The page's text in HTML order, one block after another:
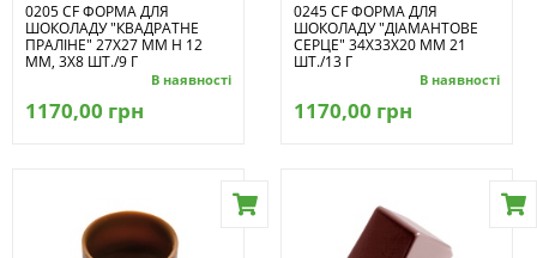
0205 CF ФОРМА ДЛЯ
ШОКОЛАДУ "КВАДРАТНЕ
ПРАЛІНЕ" 27Х27 ММ H 12
ММ, 3Х8 ШТ./9 Г
В наявності
1170,00 грн
0245 CF ФОРМА ДЛЯ
ШОКОЛАДУ "ДІАМАНТОВЕ
СЕРЦЕ" 34Х33Х20 ММ 21
ШТ./13 Г
В наявності
1170,00 грн